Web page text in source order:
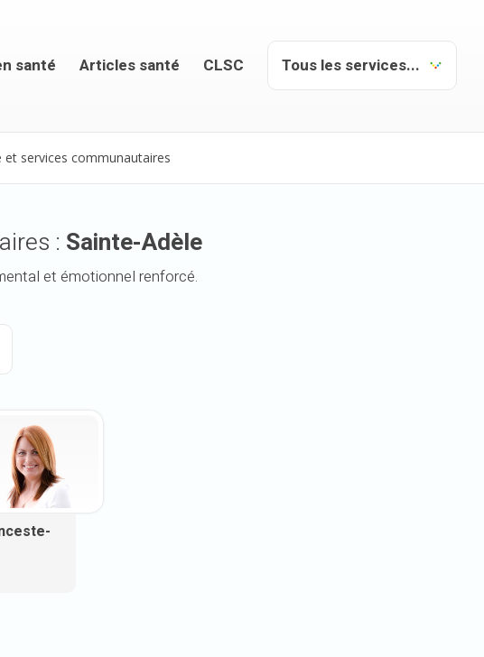
santé Articles santé CLSC
et services communautaires
: Sainte-Adèle
et émotionnel renforcé.